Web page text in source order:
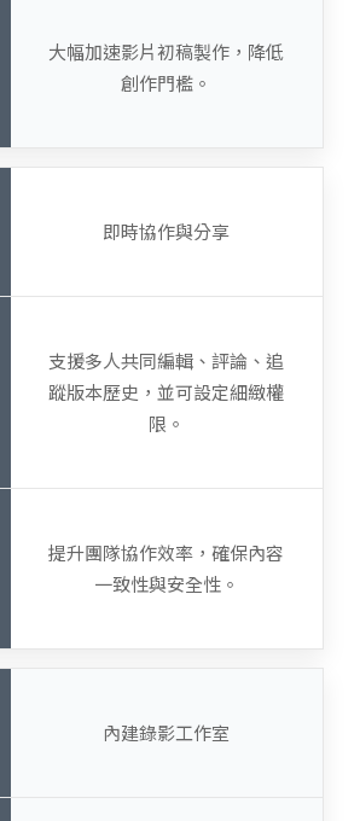
大幅加速影片初稿製作，降低
創作門檻。
即時協作與分享
支援多人共同編輯、評論、追
蹤版本歷史，並可設定細緻權
限。
提升團隊協作效率，確保內容
一致性與安全性。
內建錄影工作室